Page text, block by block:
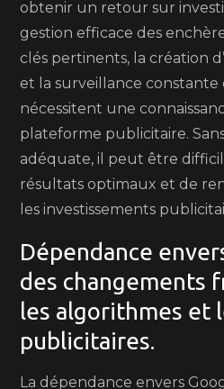
obtenir un retour sur
gestion efficace des
clés pertinents, la création
et la surveillance constante
nécessitent une
plateforme publicitaire.
adéquate, il peut être
résultats optimaux et de
les investissements
Dépendance
des changements
les algorithmes et
publicitaires.
La dépendance envers